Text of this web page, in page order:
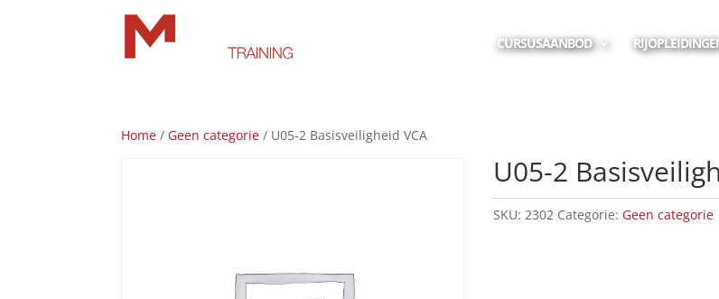
CURSUSAANBOD
Home / Geen categorie / U05-2 Basisveiligheid VCA
U05-2
SKU:2302 Categorie: Geen categorie